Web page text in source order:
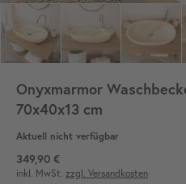
Onyxmarmor
70x40x13 cm
Aktuell nicht verfügbar
349,90 €
inkl. MwSt. zzgl. Versandkosten